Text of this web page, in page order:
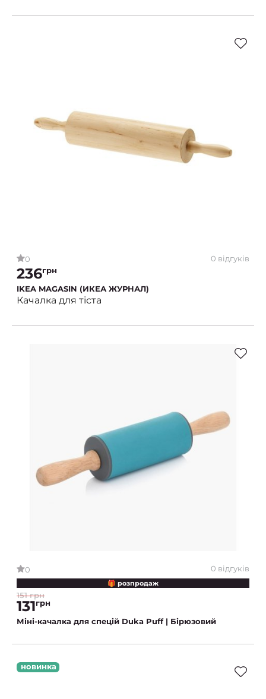
0 0 відгуків
236грн
IKEA MAGASIN (ИКЕА ЖУРНАЛ)
Качалка для тіста
0 0 відгуків
🎁 розпродаж
151 грн
131грн
Міні-качалка для спецій Duka Puff | Бірюзовий
новинка